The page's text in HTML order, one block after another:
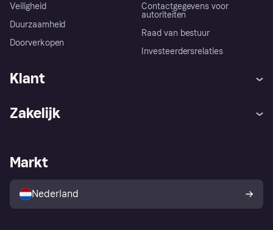
Veiligheid
Duurzaamheid
Doorverkopen
Contactgegevens voor
autoriteiten
Raad van bestuur
Investeerdersrelaties
Klant
Winkeloverzicht
Kopersbescherming voor
consumenten
Zakelijk
Zakelijke login
Markt
Nederland